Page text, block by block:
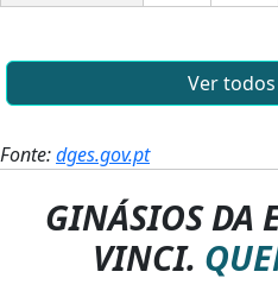
Ver
Fonte:dges.gov.pt
GINÁSIOS DA
VINCI.